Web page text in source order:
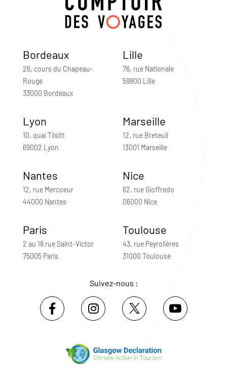
Bordeaux
26, cours du Chapeau-
Rouge
33000 Bordeaux
Lille
76, rue Nationale
59800 Lille
Lyon
10, quai Tilsitt
69002 Lyon
Marseille
12, rue Breteuil
13001 Marseille
Nantes
12, rue Mercoeur
44000 Nantes
Nice
62, rue Gioffredo
06000 Nice
Paris
2 au 18 rue Saint-Victor
75005 Paris
Toulouse
43, rue Peyrolières
31000 Toulouse
Suivez-nous :